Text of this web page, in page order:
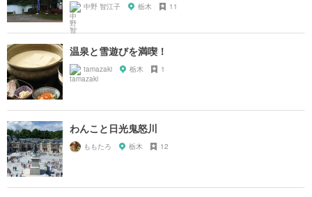
中野 智江子 栃木 11
温泉と雪遊びを満喫！
tamazaki 栃木 1
わんこと日光鬼怒川
ももたろ 栃木 12